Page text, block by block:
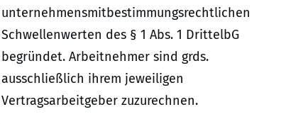
unternehmensmitbestimmungsrechtlichen
Schwellenwerten des § 1 Abs. 1 DrittelbG
begründet. Arbeitnehmer sind grds.
ausschließlich ihrem jeweiligen
Vertragsarbeitgeber zuzurechnen.